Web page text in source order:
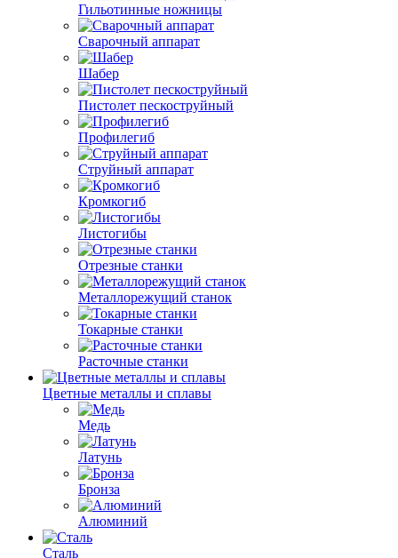
Гильотинные ножницы
Сварочный аппарат
Шабер
Пистолет пескоструйный
Профилегиб
Струйный аппарат
Кромкогиб
Листогибы
Отрезные станки
Металлорежущий станок
Токарные станки
Расточные станки
Цветные металлы и сплавы
Медь
Латунь
Бронза
Алюминий
Сталь